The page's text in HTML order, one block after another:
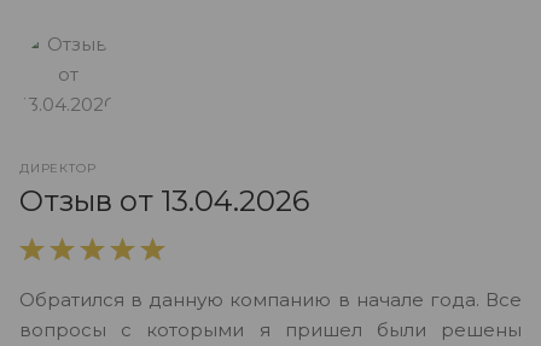
ДИРЕКТОР
Отзыв от 13.04.2026
Обратился в данную компанию в начале года. Все
вопросы с которыми я пришел были решены